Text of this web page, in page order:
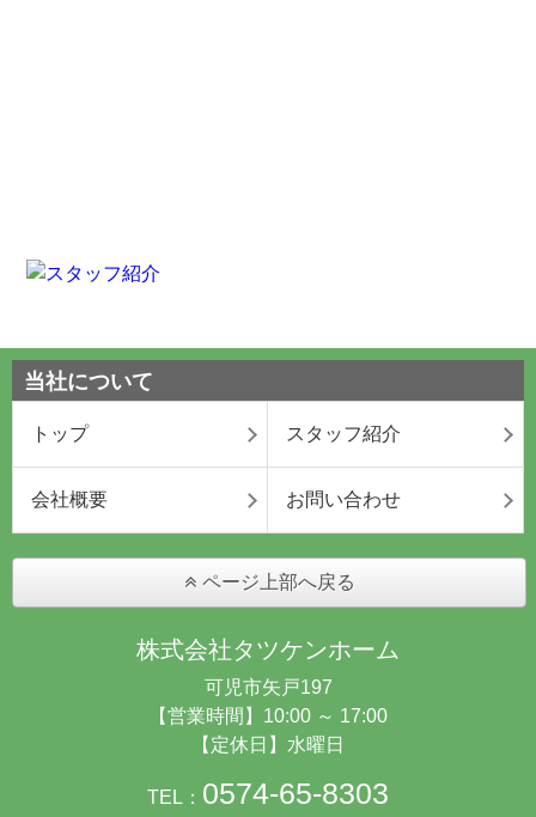
当社について
トップ スタッフ紹介
会社概要 お問い合わせ
ページ上部へ戻る
株式会社タツケンホーム
可児市矢戸197
【営業時間】10:00 ～ 17:00
【定休日】水曜日
TEL： 0574-65-8303